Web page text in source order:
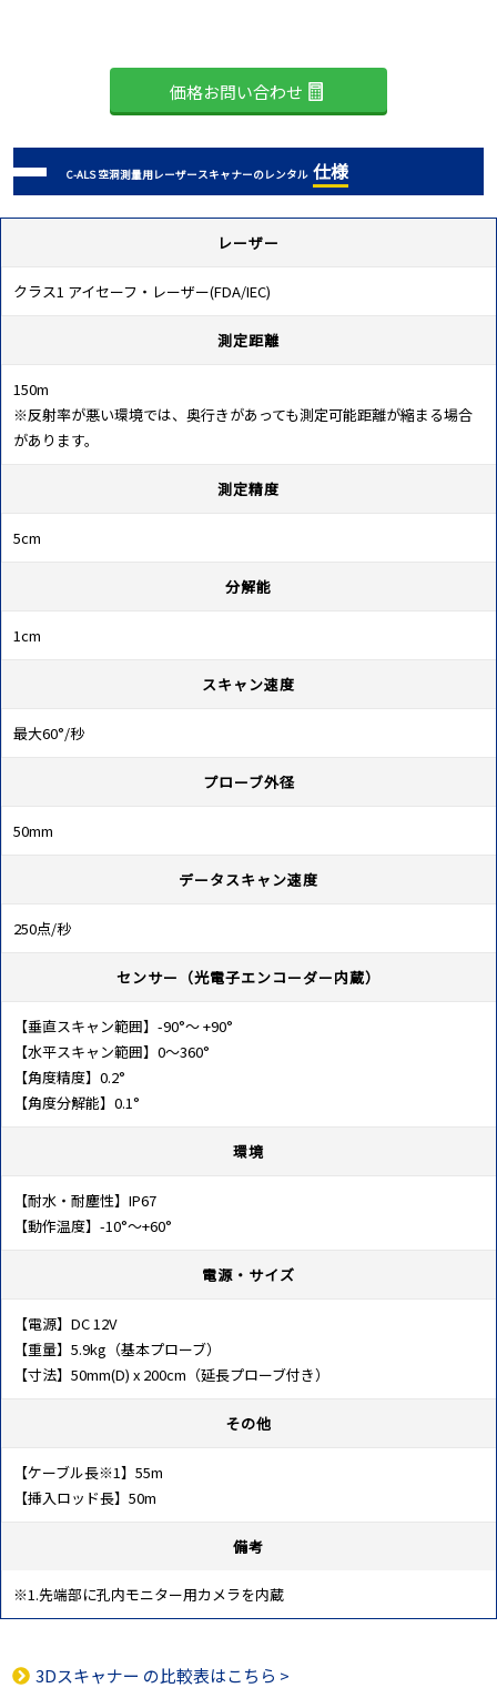
価格お問い合わせ
C-ALS 空洞測量用レーザースキャナーのレンタル 仕様
レーザー
クラス1 アイセーフ・レーザー(FDA/IEC)
測定距離
150m
※反射率が悪い環境では、奥行きがあっても測定可能距離が縮まる場合
があります。
測定精度
5cm
分解能
1cm
スキャン速度
最大60°/秒
プローブ外径
50mm
データスキャン速度
250点/秒
センサー（光電子エンコーダー内蔵）
【垂直スキャン範囲】-90°～ +90°
【水平スキャン範囲】0～360°
【角度精度】0.2°
【角度分解能】0.1°
環境
【耐水・耐塵性】IP67
【動作温度】-10°～+60°
電源・サイズ
【電源】DC 12V
【重量】5.9kg（基本プローブ）
【寸法】50mm(D) x 200cm（延長プローブ付き）
その他
【ケーブル長※1】55m
【挿入ロッド長】50m
備考
※1.先端部に孔内モニター用カメラを内蔵
3Dスキャナー の比較表はこちら >